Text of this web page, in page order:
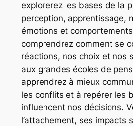
explorerez les bases de la
perception, apprentissage,
émotions et
comprendrez comment se
réactions, nos choix et nos
aux grandes écoles de
apprendrez à mieux
les conflits et à repérer les
influencent nos décisions.
l’attachement, ses impacts